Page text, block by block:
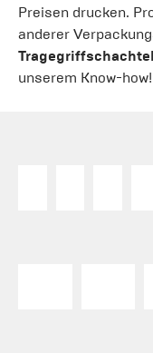
Preisen drucken.
anderer
unserem Know-how!